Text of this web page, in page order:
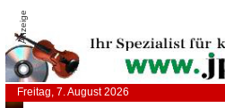
Anzeige
Freitag, 7. August 2026